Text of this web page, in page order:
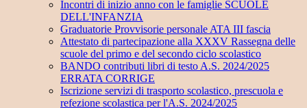
Incontri di inizio anno con le famiglie SCUOLE
DELL'INFANZIA
Graduatorie Provvisorie personale ATA III fascia
Attestato di partecipazione alla XXXV Rassegna delle
scuole del primo e del secondo ciclo scolastico
BANDO contributi libri di testo A.S. 2024/2025
ERRATA CORRIGE
Iscrizione servizi di trasporto scolastico, prescuola e
refezione scolastica per l'A.S. 2024/2025